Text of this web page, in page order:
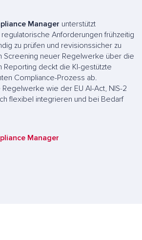
Manager unterstützt
Anforderungen frühzeitig
zu prüfen und revisionssicher zu
Screening neuer Regelwerke über die
Reporting deckt die KI-gestützte
Compliance-Prozess ab.
wie der EU AI-Act, NIS-2
flexibel integrieren und bei Bedarf
Manager